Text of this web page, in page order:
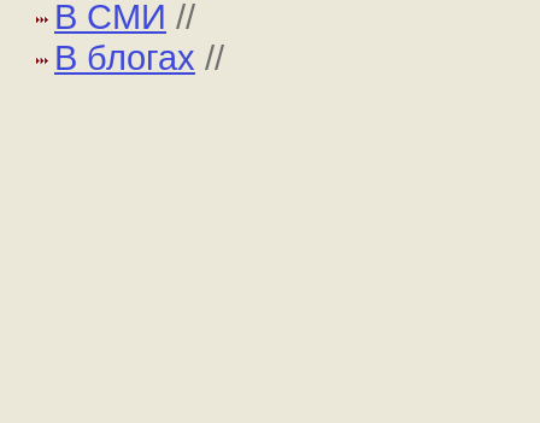
В СМИ //
В блогах //